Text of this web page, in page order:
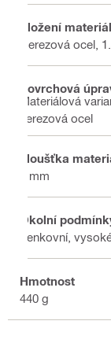
Složení
Nerezová ocel,
Povrchová
Materiálová
nerezová ocel
Tloušťka
4 mm
Okolní
Venkovní,
Hmotnost
440 g